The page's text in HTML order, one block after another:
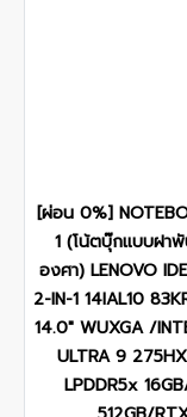
[ผ่อน 0%]
1 (โน้ตบุ๊กแบบฝา
องศา) LENOVO
2-IN-1 14IAL10
14.0" WUXGA /
ULTRA 9
LPDDR5x